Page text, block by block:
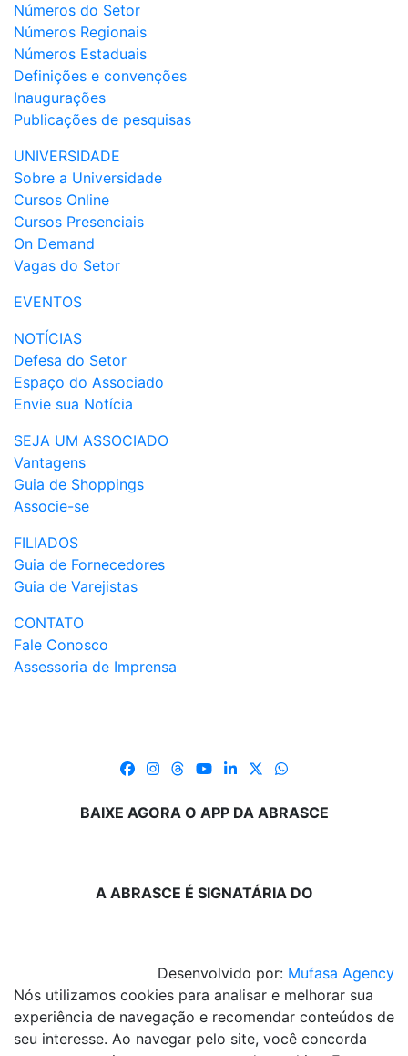
Números do Setor
Números Regionais
Números Estaduais
Definições e convenções
Inaugurações
Publicações de pesquisas
UNIVERSIDADE
Sobre a Universidade
Cursos Online
Cursos Presenciais
On Demand
Vagas do Setor
EVENTOS
NOTÍCIAS
Defesa do Setor
Espaço do Associado
Envie sua Notícia
SEJA UM ASSOCIADO
Vantagens
Guia de Shoppings
Associe-se
FILIADOS
Guia de Fornecedores
Guia de Varejistas
CONTATO
Fale Conosco
Assessoria de Imprensa
BAIXE AGORA O APP DA ABRASCE
A ABRASCE É SIGNATÁRIA DO
Desenvolvido por: Mufasa Agency
Nós utilizamos cookies para analisar e melhorar sua
experiência de navegação e recomendar conteúdos de
seu interesse. Ao navegar pelo site, você concorda